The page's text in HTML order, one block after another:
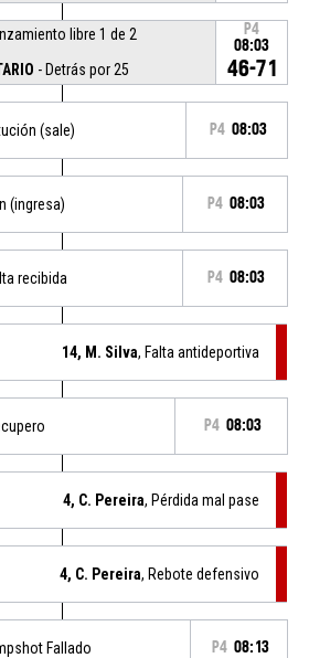
libre 1 de 2
- Detrás por 25
P4
08:03
46-71
(sale) P4 08:03
(ingresa) P4 08:03
recibida P4 08:03
14, M. Silva, Falta antideportiva
P4 08:03
4, C. Pereira, Pérdida mal pase
4, C. Pereira, Rebote defensivo
Fallado P4 08:13